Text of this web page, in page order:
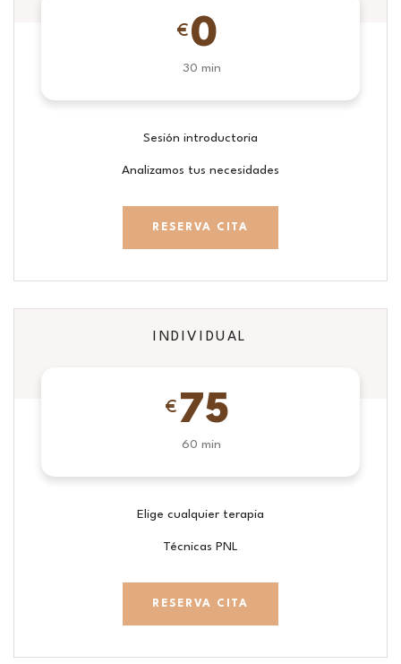
€ 0
30 min
Sesión introductoria
Analizamos tus necesidades
RESERVA CITA
INDIVIDUAL
€ 75
60 min
Elige cualquier terapia
Técnicas PNL
RESERVA CITA